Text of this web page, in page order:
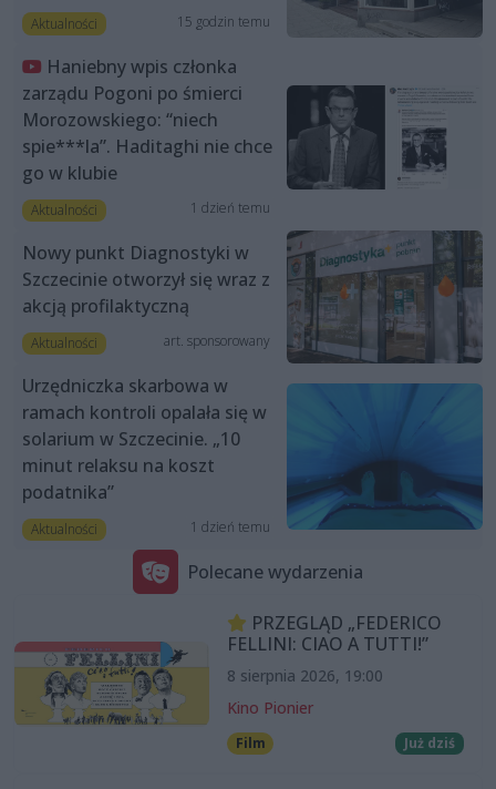
Aktualności 15 godzin temu
Haniebny wpis członka
zarządu Pogoni po śmierci
Morozowskiego: “niech
spie***la”. Haditaghi nie chce
go w klubie
Aktualności 1 dzień temu
Nowy punkt Diagnostyki w
Szczecinie otworzył się wraz z
akcją profilaktyczną
Aktualności art. sponsorowany
Urzędniczka skarbowa w
ramach kontroli opalała się w
solarium w Szczecinie. „10
minut relaksu na koszt
podatnika”
Aktualności 1 dzień temu
Polecane wydarzenia
PRZEGLĄD „FEDERICO
FELLINI: CIAO A TUTTI!”
8 sierpnia 2026, 19:00
Kino Pionier
Film Już dziś